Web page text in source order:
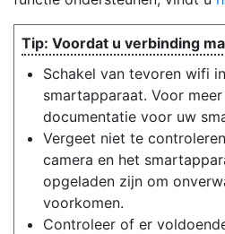
Voordat u verbinding
Schakel van tevoren wifi
smartapparaat. Voor
documentatie voor uw
Vergeet niet te
camera en het
opgeladen zijn om
voorkomen.
Controleer of er